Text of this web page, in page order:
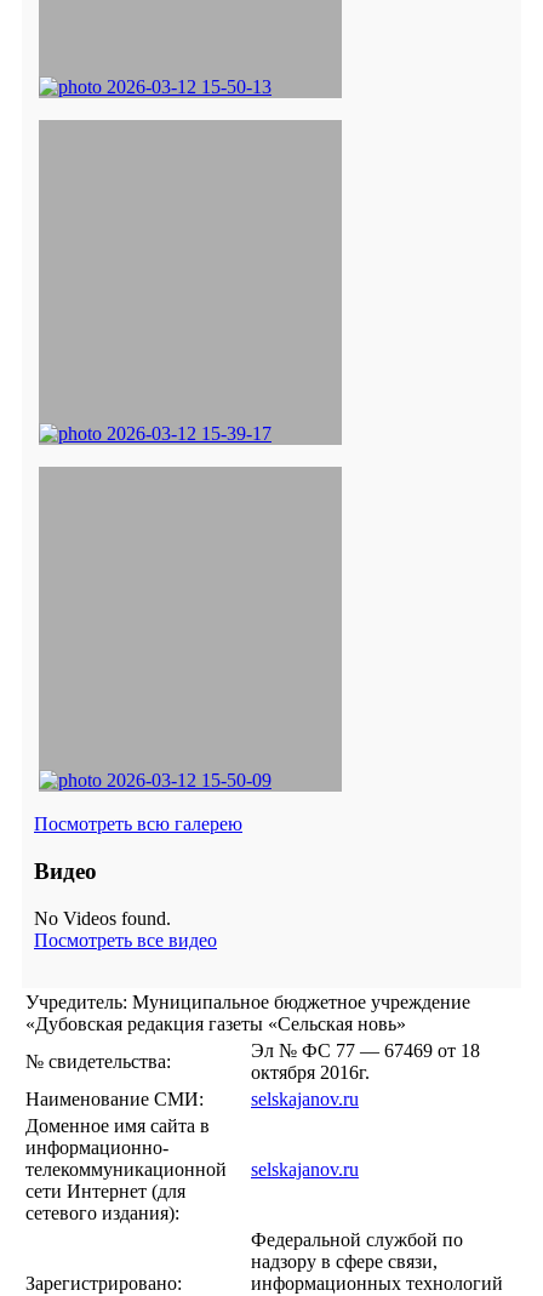
Посмотреть всю галерею
Видео
No Videos found.
Посмотреть все видео
Учредитель: Муниципальное бюджетное учреждение
«Дубовская редакция газеты «Сельская новь»
№ свидетельства:
Эл № ФС 77 — 67469 от 18
октября 2016г.
Наименование СМИ:
selskajanov.ru
Доменное имя сайта в
информационно-
телекоммуникационной
сети Интернет (для
сетевого издания):
selskajanov.ru
Зарегистрировано:
Федеральной службой по
надзору в сфере связи,
информационных технологий